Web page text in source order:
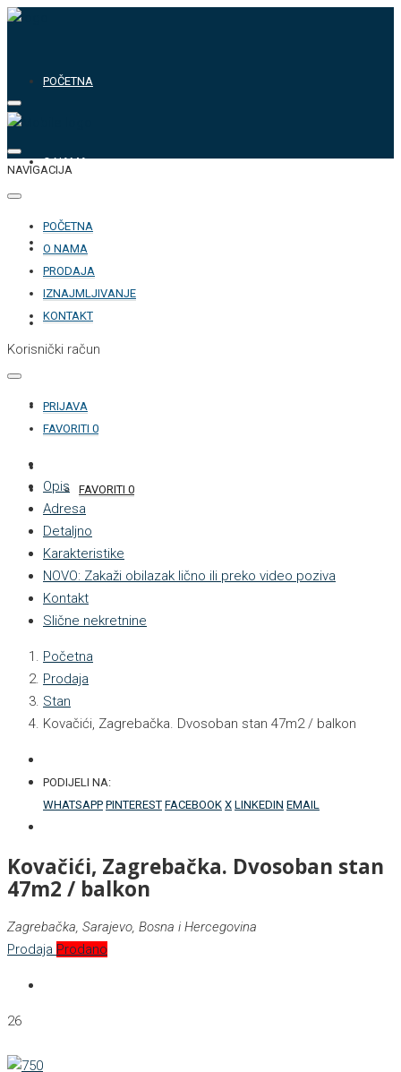
POČETNA
O NAMA
PRODAJA
IZNAJMLJIVANJE
KONTAKT
FAVORITI 0
NAVIGACIJA
POČETNA
O NAMA
PRODAJA
IZNAJMLJIVANJE
KONTAKT
Korisnički račun
PRIJAVA
FAVORITI 0
Opis
Adresa
Detaljno
Karakteristike
NOVO: Zakaži obilazak lično ili preko video poziva
Kontakt
Slične nekretnine
Početna
Prodaja
Stan
Kovačići, Zagrebačka. Dvosoban stan 47m2 / balkon
PODIJELI NA:
WHATSAPP PINTEREST FACEBOOK X LINKEDIN EMAIL
Kovačići, Zagrebačka. Dvosoban stan
47m2 / balkon
Zagrebačka, Sarajevo, Bosna i Hercegovina
Prodaja Prodano
26